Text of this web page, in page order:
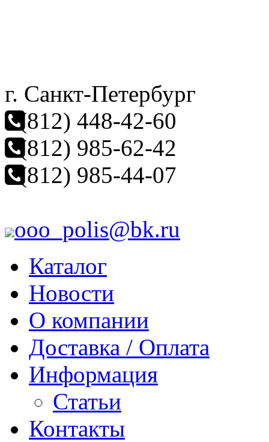
г. Санкт-Петербург
(812) 448-42-60
(812) 985-62-42
(812) 985-44-07
ooo_polis@bk.ru
Каталог
Новости
О компании
Доставка / Оплата
Информация
Статьи
Контакты